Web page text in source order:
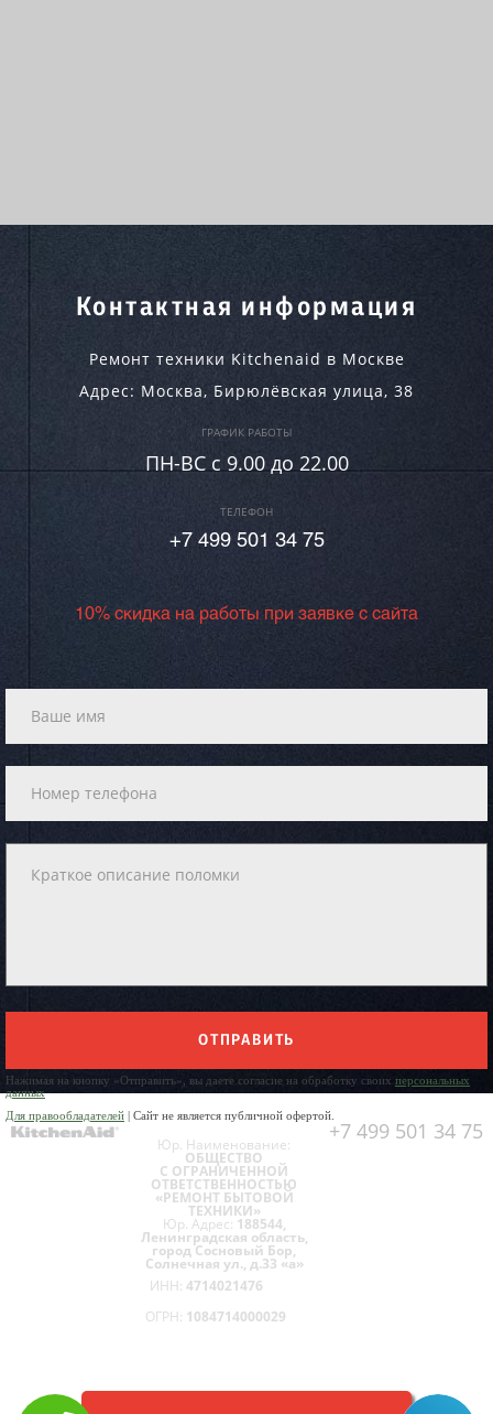
Контактная информация
Ремонт техники Kitchenaid в Москве
Адрес: Москва, Бирюлёвская улица, 38
ГРАФИК РАБОТЫ
ПН-ВC c 9.00 до 22.00
ТЕЛЕФОН
+7 499 501 34 75
10% скидка на работы при заявке с сайта
ОТПРАВИТЬ
Нажимая на кнопку «Отправить», вы даете согласие на обработку своих персональных
данных
Для правообладателей | Сайт не является публичной офертой.
+7 499 501 34 75
Юр. Наименование:
ОБЩЕСТВО
С ОГРАНИЧЕННОЙ
ОТВЕТСТВЕННОСТЬЮ
«РЕМОНТ БЫТОВОЙ
ТЕХНИКИ»
Юр. Адрес: 188544,
Ленинградская область,
город Сосновый Бор,
Солнечная ул., д.33 «а»
ИНН: 4714021476
ОГРН: 1084714000029